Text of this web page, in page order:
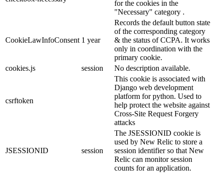
for the cookies in the
"Necessary" category .
CookieLawInfoConsent 1 year
Records the default button state
of the corresponding category
& the status of CCPA. It works
only in coordination with the
primary cookie.
cookies.js
session No description available.
csrftoken
This cookie is associated with
Django web development
platform for python. Used to
help protect the website against
Cross-Site Request Forgery
attacks
JSESSIONID session
The JSESSIONID cookie is
used by New Relic to store a
session identifier so that New
Relic can monitor session
counts for an application.